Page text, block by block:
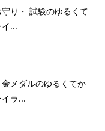
り・ 試験のゆるくて
...
メダルのゆるくてか
ラ...